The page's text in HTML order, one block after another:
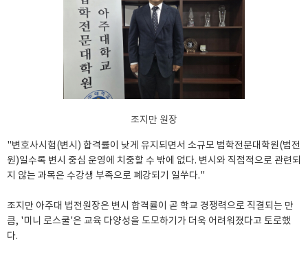
조지만 원장
"변호사시험(변시) 합격률이 낮게 유지되면서 소규모 법학전문대학원(법전
원)일수록 변시 중심 운영에 치중할 수 밖에 없다. 변시와 직접적으로 관련되
지 않는 과목은 수강생 부족으로 폐강되기 일쑤다."
조지만 아주대 법전원장은 변시 합격률이 곧 학교 경쟁력으로 직결되는 만
큼, '미니 로스쿨'은 교육 다양성을 도모하기가 더욱 어려워졌다고 토로했
다.